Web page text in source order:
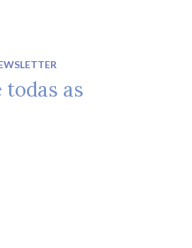
todas as